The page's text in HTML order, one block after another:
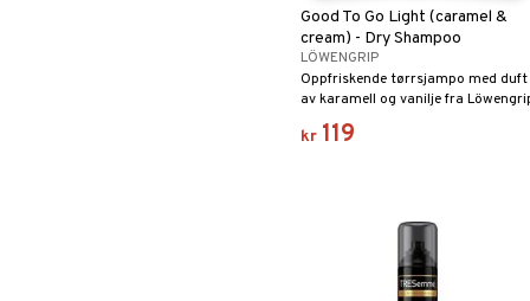
Good To Go Light (caramel &
cream) - Dry Shampoo
LÖWENGRIP
Oppfriskende tørrsjampo med duft
av karamell og vanilje fra
kr 119